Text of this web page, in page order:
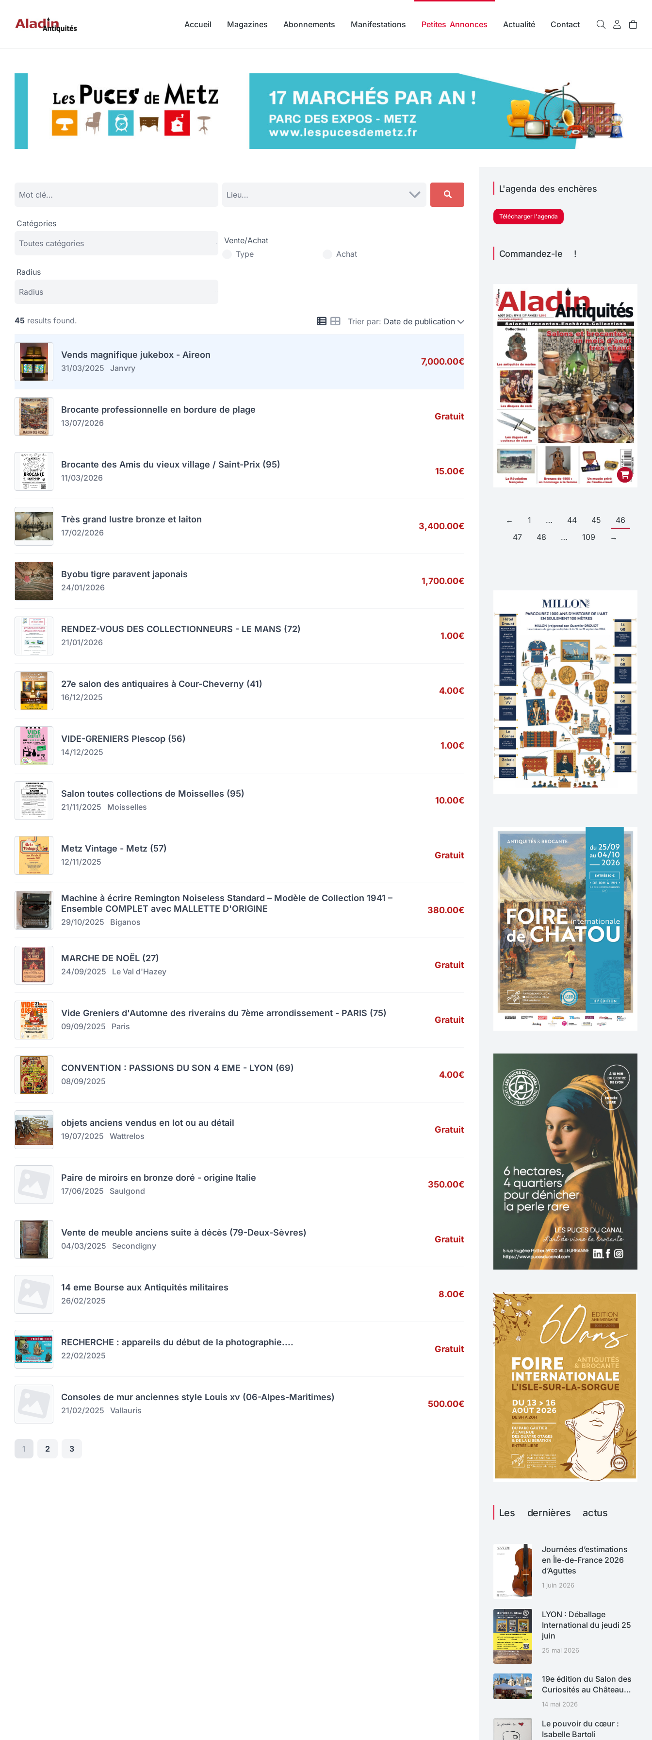
Accueil Magazines Abonnements Manifestations Petites Annonces Actualité Contact
Catégories
Vente/Achat
Type
Achat
Radius
Trier par: Date de publication
45 results found.
Vends magnifique jukebox - Aireon
31/03/2025 Janvry
7,000.00€
Brocante professionnelle en bordure de plage
13/07/2026
Gratuit
Brocante des Amis du vieux village / Saint-Prix (95)
11/03/2026
15.00€
Très grand lustre bronze et laiton
17/02/2026
3,400.00€
Byobu tigre paravent japonais
24/01/2026
1,700.00€
RENDEZ-VOUS DES COLLECTIONNEURS - LE MANS (72)
21/01/2026
1.00€
27e salon des antiquaires à Cour-Cheverny (41)
16/12/2025
4.00€
VIDE-GRENIERS Plescop (56)
14/12/2025
1.00€
Salon toutes collections de Moisselles (95)
21/11/2025 Moisselles
10.00€
Metz Vintage - Metz (57)
12/11/2025
Gratuit
Machine à écrire Remington Noiseless Standard – Modèle de Collection 1941 –
Ensemble COMPLET avec MALLETTE D'ORIGINE
29/10/2025 Biganos
380.00€
MARCHE DE NOËL (27)
24/09/2025 Le Val d'Hazey
Gratuit
Vide Greniers d'Automne des riverains du 7ème arrondissement - PARIS (75)
09/09/2025 Paris
Gratuit
CONVENTION : PASSIONS DU SON 4 EME - LYON (69)
08/09/2025
4.00€
objets anciens vendus en lot ou au détail
19/07/2025 Wattrelos
Gratuit
Paire de miroirs en bronze doré - origine Italie
17/06/2025 Saulgond
350.00€
Vente de meuble anciens suite à décès (79-Deux-Sèvres)
04/03/2025 Secondigny
Gratuit
14 eme Bourse aux Antiquités militaires
26/02/2025
8.00€
RECHERCHE : appareils du début de la photographie....
22/02/2025
Gratuit
Consoles de mur anciennes style Louis xv (06-Alpes-Maritimes)
21/02/2025 Vallauris
500.00€
1 2 3
L'agenda des enchères
Télécharger l'agenda
Commandez-le !
← 1 … 44 45
46
47
48 … 109 →
Les dernières actus
Journées d’estimations
en Île-de-France 2026
d’Aguttes
1 juin 2026
LYON : Déballage
International du jeudi 25
juin
25 mai 2026
19e édition du Salon des
Curiosités au Château…
14 mai 2026
Le pouvoir du cœur :
Isabelle Bartoli